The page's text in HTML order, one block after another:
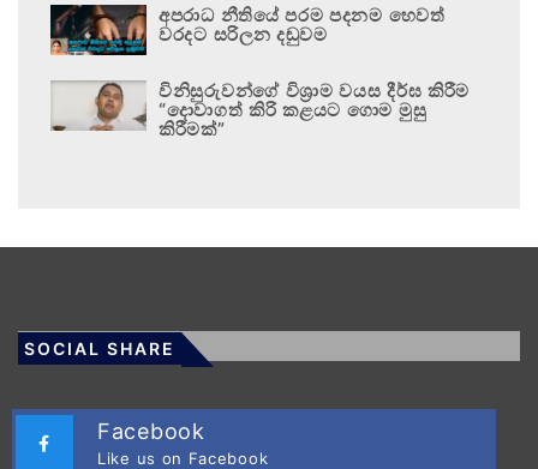
අපරාධ නීතියේ පරම පදනම හෙවත්
වරදට සරිලන දඬුවම
විනිසුරුවන්ගේ විශ්‍රාම වයස දීර්ඝ කිරීම
“දොවාගත් කිරි කළයට ගොම මුසු
කිරීමක්”
SOCIAL SHARE
Facebook
Like us on Facebook